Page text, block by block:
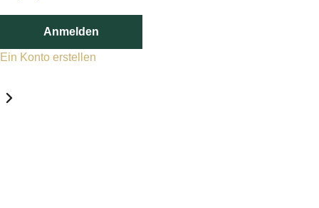
Anmelden
Ein Konto erstellen